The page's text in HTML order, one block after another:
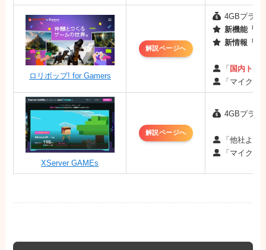
ロリポップ! for Gamers
解説ページへ
4GBプラン
新機能「
新情報「最
「 国内トッ
「マイクラ
XServer GAMEs
解説ページへ
4GBプラン
「他社より
「マイクラ